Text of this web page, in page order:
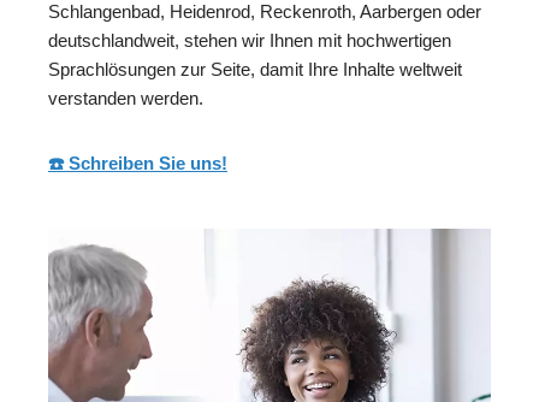
Schlangenbad, Heidenrod, Reckenroth, Aarbergen oder
deutschlandweit, stehen wir Ihnen mit hochwertigen
Sprachlösungen zur Seite, damit Ihre Inhalte weltweit
verstanden werden.
☎️ Schreiben Sie uns!